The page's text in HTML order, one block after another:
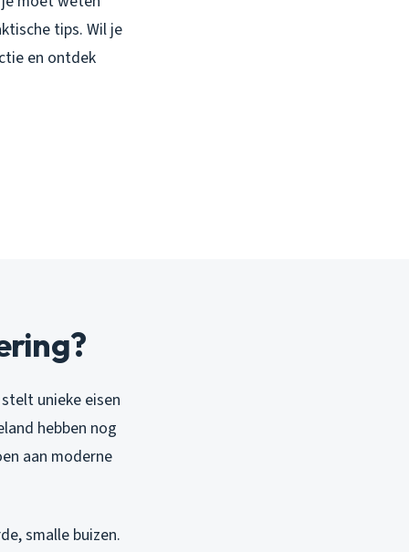
tips. Wil je
en ontdek
unieke eisen
hebben nog
aan moderne
smalle buizen.